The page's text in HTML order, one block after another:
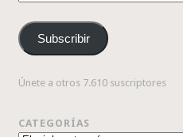
correo
electrónico
Subscribir
Únete a otros 7.610 suscriptores
CATEGORÍAS